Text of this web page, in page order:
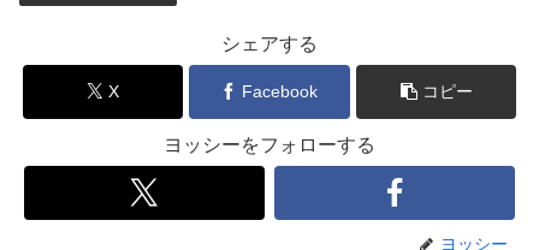
シェアする
X Facebook コピー
ヨッシーをフォローする
ヨッシー